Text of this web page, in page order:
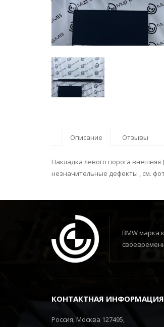
Описание Отзывы
Накладка левого порога внешняя
незначительные дефекты , см.
BMW марка
КОНТАКТНАЯ ИНФОРМАЦИЯ
Россия, Москва 127495,